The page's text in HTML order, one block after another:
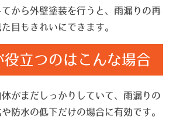
から外壁塗装を行うと、雨漏りの再
目もきれいにできます。
立つのはこんな場合
体がまだしっかりしていて、雨漏りの
防水の低下だけの場合に有効です。